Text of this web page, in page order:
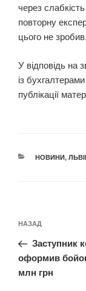
через
повторну
цього не
У відповідь на
із
публікації
КАТЕГОРІЇ
НОВИНИ,
записів
Попередній
запис:
НАЗАД
Заступник
оформив
млн грн